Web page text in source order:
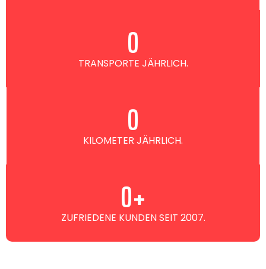
TRANSPORTE JÄHRLICH.
0
KILOMETER JÄHRLICH.
0
ZUFRIEDENE KUNDEN SEIT 2007.
0+